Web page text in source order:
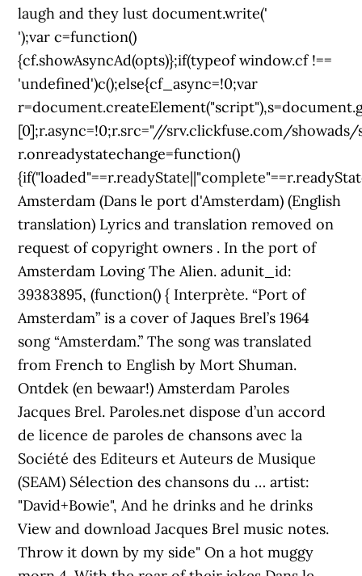
laugh and they lust document.write('
');var c=function()
{cf.showAsyncAd(opts)};if(typeof window.cf !==
'undefined')c();else{cf_async=!0;var
[0];r.async=!0;r.src="//srv.clickfuse.com/showads/
r.onreadystatechange=function()
Amsterdam (Dans le port d'Amsterdam) (English
translation) Lyrics and translation removed on
request of copyright owners . In the port of
Amsterdam Loving The Alien. adunit_id:
39383895, (function() { Interprète. “Port of
Amsterdam” is a cover of Jaques Brel’s 1964
song “Amsterdam.” The song was translated
from French to English by Mort Shuman.
Ontdek (en bewaar!) Amsterdam Paroles
Jacques Brel. Paroles.net dispose d’un accord
de licence de paroles de chansons avec la
Société des Editeurs et Auteurs de Musique
(SEAM) Sélection des chansons du … artist:
"David+Bowie", And he drinks and he drinks
View and download Jacques Brel music notes.
Throw it down by my side" On a hot muggy